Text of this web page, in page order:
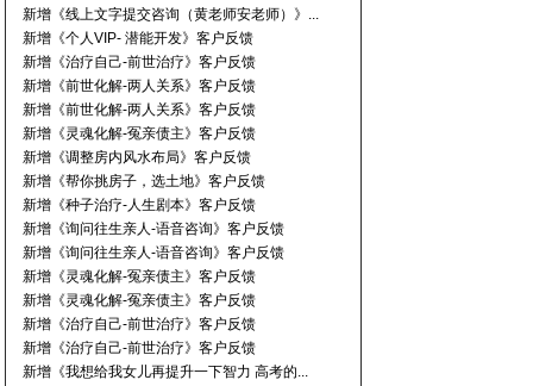
新增《线上文字提交咨询（黄老师安老师）》...
新增《个人VIP- 潜能开发》客户反馈
新增《治疗自己-前世治疗》客户反馈
新增《前世化解-两人关系》客户反馈
新增《前世化解-两人关系》客户反馈
新增《灵魂化解-冤亲债主》客户反馈
新增《调整房内风水布局》客户反馈
新增《帮你挑房子，选土地》客户反馈
新增《种子治疗-人生剧本》客户反馈
新增《询问往生亲人-语音咨询》客户反馈
新增《询问往生亲人-语音咨询》客户反馈
新增《灵魂化解-冤亲债主》客户反馈
新增《灵魂化解-冤亲债主》客户反馈
新增《治疗自己-前世治疗》客户反馈
新增《治疗自己-前世治疗》客户反馈
新增《我想给我女儿再提升一下智力 高考的...